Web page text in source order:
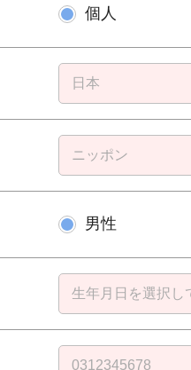
個人
男性